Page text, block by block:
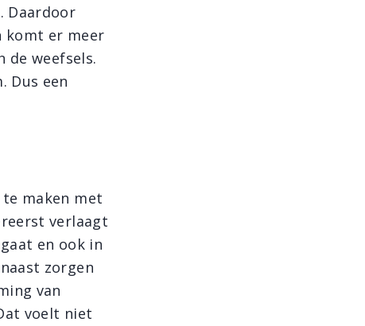
Daardoor
komt er meer
de weefsels.
Dus een
maken met
verlaagt
en ook in
zorgen
van
voelt niet